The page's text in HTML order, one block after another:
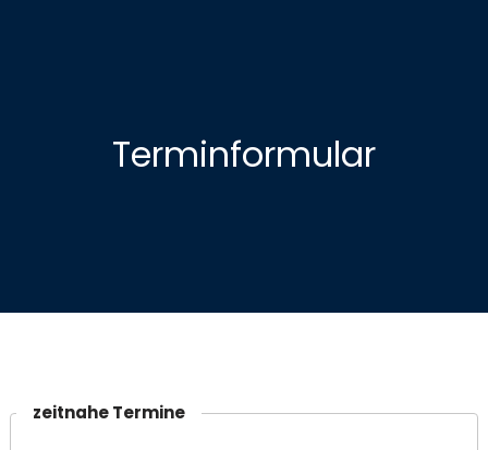
Terminformular
zeitnahe Termine